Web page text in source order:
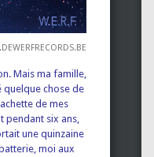
Mais ma famille,
quelque chose de
de mes
pendant six ans,
une quinzaine
moi aux